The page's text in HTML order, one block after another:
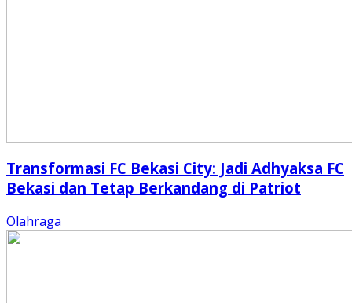
Transformasi FC Bekasi City: Jadi Adhyaksa FC
Bekasi dan Tetap Berkandang di Patriot
Olahraga